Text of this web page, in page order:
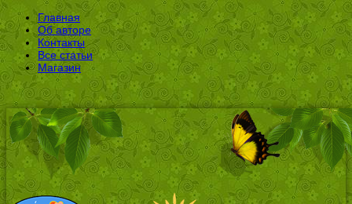
Главная
Об авторе
Контакты
Все статьи
Магазин